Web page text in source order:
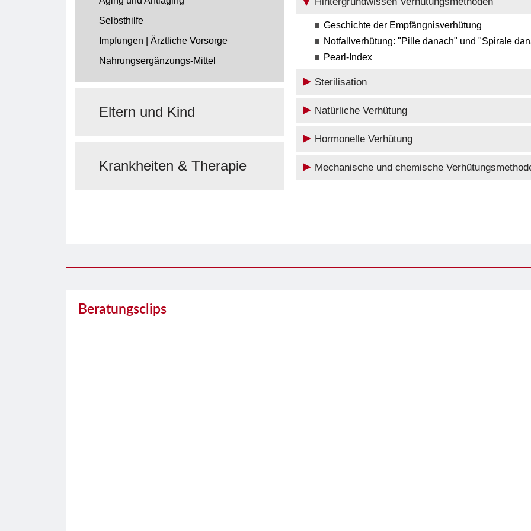
Selbsthilfe
Impfungen | Ärztliche Vorsorge
Nahrungsergänzungs-Mittel
Eltern und Kind
Krankheiten & Therapie
Geschichte der Empfängnisverhütung
Notfallverhütung: "Pille danach" und "Spirale
Pearl-Index
Sterilisation
Natürliche Verhütung
Hormonelle Verhütung
Mechanische und chemische
Beratungsclips